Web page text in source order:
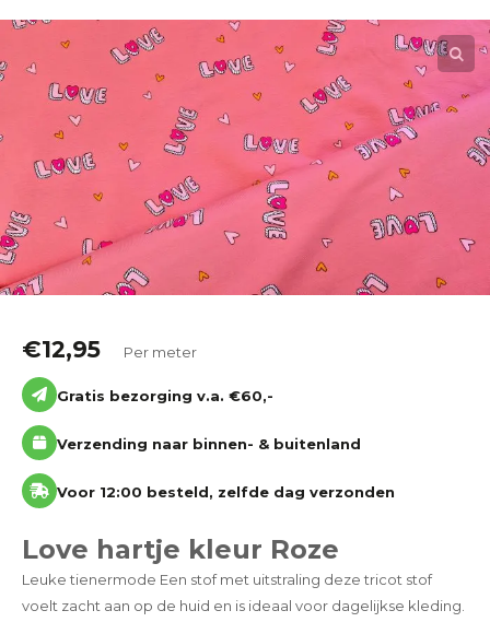
Kinderstoffen
Kinderkamer
Katoen
Grootverbruik
Tijdpakker stof
€12,95 Per meter
Gratis bezorging v.a. €60,-
Verzending naar binnen- & buitenland
Voor 12:00 besteld, zelfde dag verzonden
Love hartje kleur Roze
Leuke tienermode Een stof met uitstraling deze tricot stof
voelt zacht aan op de huid en is ideaal voor dagelijkse kleding.